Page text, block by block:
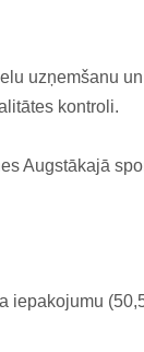
uzņemšanu
kontroli.
Augstākajā